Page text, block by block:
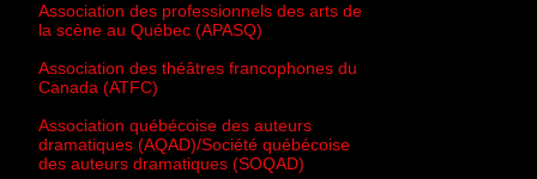
Association des professionnels des arts de
la scène au Québec (APASQ)
Association des théâtres francophones du
Canada (ATFC)
Association québécoise des auteurs
dramatiques (AQAD)/Société québécoise
des auteurs dramatiques (SOQAD)